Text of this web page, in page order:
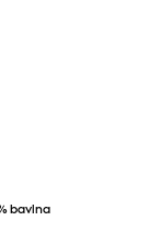
bavlna